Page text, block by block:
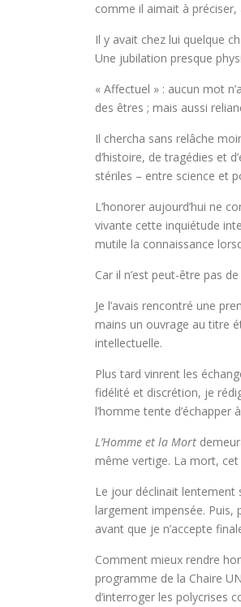
comme il aimait à préciser,
Il y avait chez lui quelque
Une jubilation presque
« Affectuel » : aucun mot
des êtres ; mais aussi
Il chercha sans relâche
d’histoire, de tragédies et
stériles – entre science et
L’honorer aujourd’hui ne
vivante cette inquiétude
mutile la connaissance
Car il n’est peut-être pas
Je l’avais rencontré une
mains un ouvrage au titre
intellectuelle.
Plus tard vinrent les
fidélité et discrétion, je
l’homme tente
L’Homme et la Mort
même vertige. La mort,
Le jour déclinait lentement
largement impensée. Puis,
avant que je n’accepte
Comment mieux rendre
programme de la Chaire
d’interroger les polycrises